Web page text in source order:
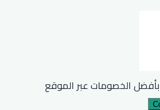
بأفضل الخصومات عبر الموقع